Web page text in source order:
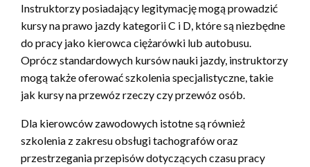
Instruktorzy posiadający legitymację mogą prowadzić
kursy na prawo jazdy kategorii C i D, które są niezbędne
do pracy jako kierowca ciężarówki lub autobusu.
Oprócz standardowych kursów nauki jazdy, instruktorzy
mogą także oferować szkolenia specjalistyczne, takie
jak kursy na przewóz rzeczy czy przewóz osób.
Dla kierowców zawodowych istotne są również
szkolenia z zakresu obsługi tachografów oraz
przestrzegania przepisów dotyczących czasu pracy